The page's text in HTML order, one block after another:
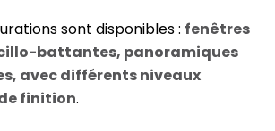
sont disponibles : fenêtres
battantes, panoramiques
avec différents niveaux
finition.